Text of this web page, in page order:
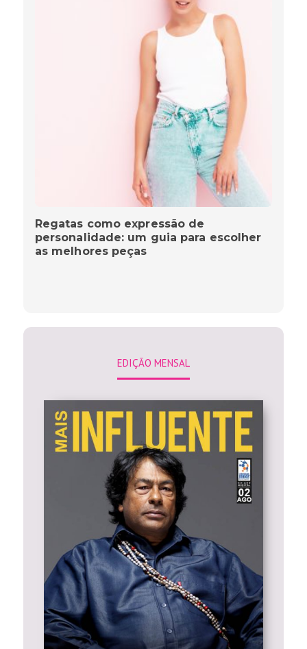
Regatas como expressão de
personalidade: um guia para escolher
as melhores peças
EDIÇÃO MENSAL